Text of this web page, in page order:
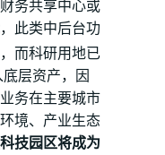
务共享中心或
，此类中后台功
而科研用地已
层资产，因
务在主要城市
境、产业生态
技园区将成为